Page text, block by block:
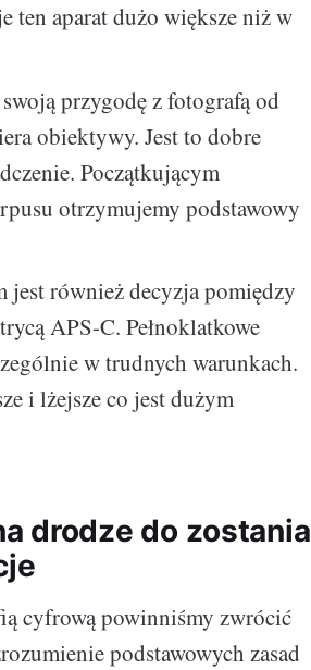
ten aparat dużo większe niż w
przygodę z fotografą od
obiektywy. Jest to dobre
Początkującym
otrzymujemy podstawowy
również decyzja pomiędzy
APS-C. Pełnoklatkowe
w trudnych warunkach.
i lżejsze co jest dużym
drodze do zostania
cyfrową powinniśmy zwrócić
podstawowych zasad